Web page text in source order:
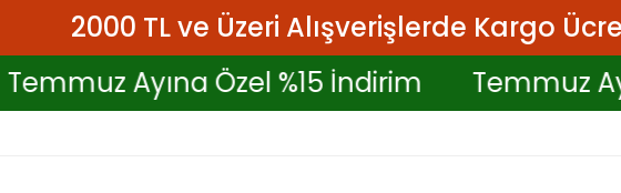
2000 TL ve Üzeri Alışverişlerde Kargo
Temmuz Ayına Özel %15 İndirim